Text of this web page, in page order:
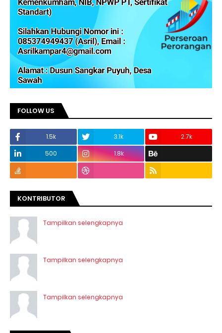
FOLLOW US
1.5k 3.1k
2.7k
500
1.8k
KONTRIBUTOR
Tampilkan selengkapnya
Tampilkan selengkapnya
Tampilkan selengkapnya